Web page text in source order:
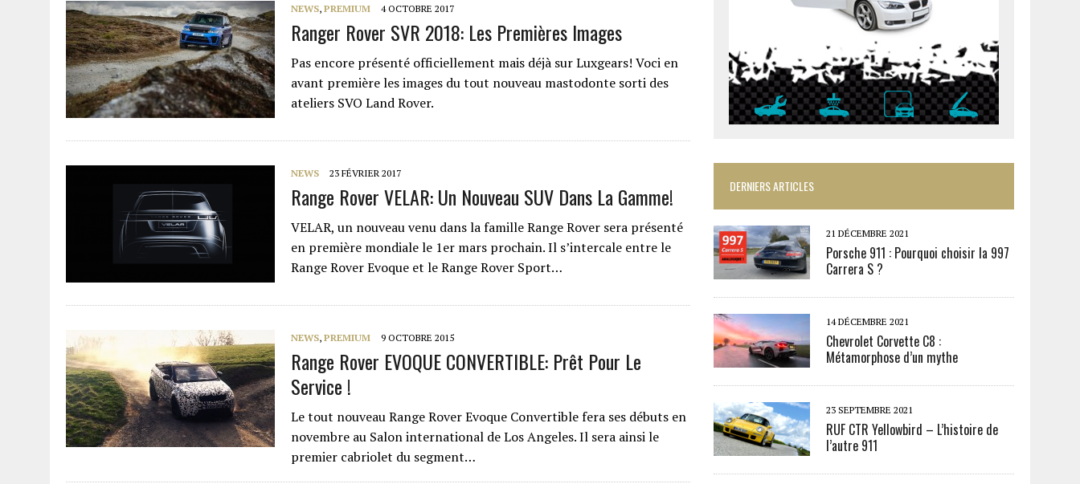
NEWS, PREMIUM 4 OCTOBRE 2017
Ranger Rover SVR 2018: Les Premières Images
Pas encore présenté officiellement mais déjà sur Luxgears! Voci en
avant première les images du tout nouveau mastodonte sorti des
ateliers SVO Land Rover.
NEWS 23 FÉVRIER 2017
Range Rover VELAR: Un Nouveau SUV Dans La Gamme!
VELAR, un nouveau venu dans la famille Range Rover sera présenté
en première mondiale le 1er mars prochain. Il s’intercale entre le
Range Rover Evoque et le Range Rover Sport…
NEWS, PREMIUM 9 OCTOBRE 2015
Range Rover EVOQUE CONVERTIBLE: Prêt Pour Le
Service !
Le tout nouveau Range Rover Evoque Convertible fera ses débuts en
novembre au Salon international de Los Angeles. Il sera ainsi le
premier cabriolet du segment…
DERNIERS ARTICLES
21 DÉCEMBRE 2021
Porsche 911 : Pourquoi choisir la 997
Carrera S ?
14 DÉCEMBRE 2021
Chevrolet Corvette C8 :
Métamorphose d’un mythe
23 SEPTEMBRE 2021
RUF CTR Yellowbird – L’histoire de
l’autre 911